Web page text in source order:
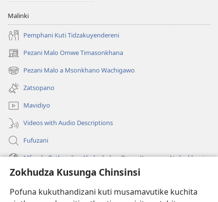
Zokhudza Kusunga Chinsinsi
Pofuna kukuthandizani kuti musamavutike kuchita
Malinki
Pemphani Kuti Tidzakuyendereni
Pezani Malo Omwe Timasonkhana
(imatsegula
tsamba
lina)
Pezani Malo a Msonkhano Wachigawo
(imatsegula
tsamba
lina)
Zatsopano
Mavidiyo
Videos with Audio Descriptions
Fufuzani
Mfundo Zothandiza Akuluakulu a Boma Komanso Atolankhani
Zokuthandizani